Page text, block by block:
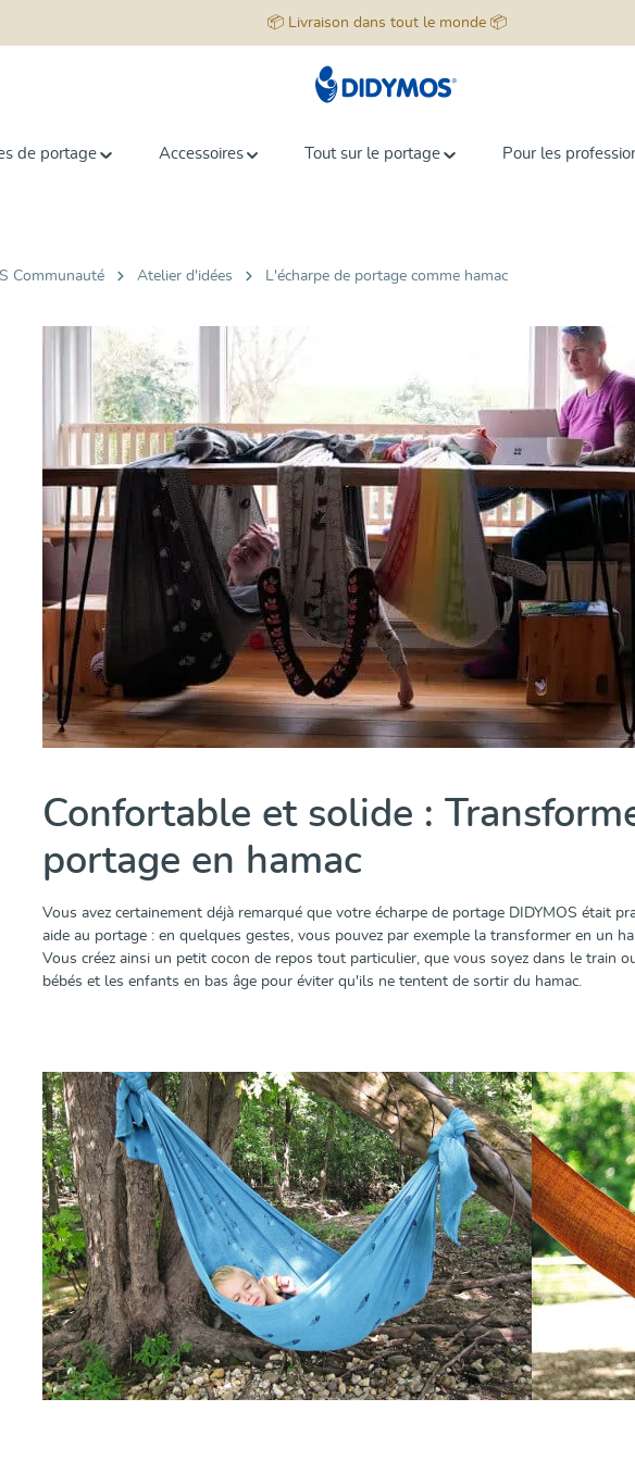
📦 Livraison dans tout le monde 📦
de portage Accessoires Tout sur le portage Pour les
Communauté Atelier d'idées L'écharpe de portage comme hamac
Confortable et solide :
portage en hamac
Vous avez certainement déjà remarqué que votre écharpe de portage DIDYMOS était
aide au portage : en quelques gestes, vous pouvez par exemple la transformer en un
Vous créez ainsi un petit cocon de repos tout particulier, que vous soyez dans le train
bébés et les enfants en bas âge pour éviter qu'ils ne tentent de sortir du hamac.